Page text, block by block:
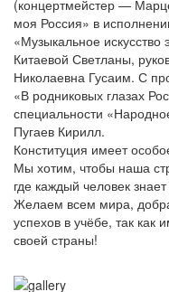
(концертмейстер —
моя Россия» в
«Музыкальное
Китаевой Светланы,
Николаевна Гусаим. С
«В родниковых глазах
специальности
Пугаев Кирилл.
Конституция имеет
Мы хотим, чтобы наша
где каждый человек
Желаем всем мира,
успехов в учёбе, так как
своей страны!